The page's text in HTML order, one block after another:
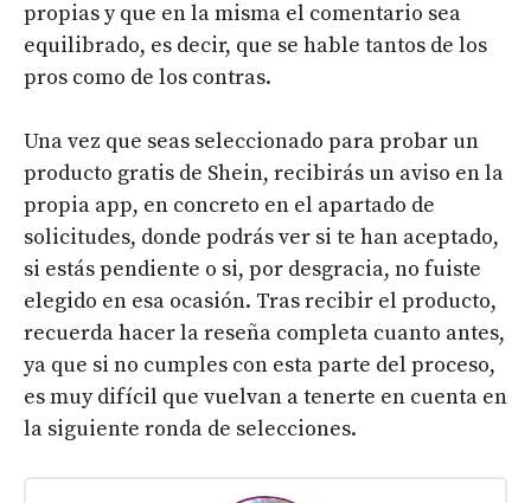
propias y que en la misma el comentario sea
equilibrado, es decir, que se hable tantos de los
pros como de los contras.
Una vez que seas seleccionado para probar un
producto gratis de Shein, recibirás un aviso en la
propia app, en concreto en el apartado de
solicitudes, donde podrás ver si te han aceptado,
si estás pendiente o si, por desgracia, no fuiste
elegido en esa ocasión. Tras recibir el producto,
recuerda hacer la reseña completa cuanto antes,
ya que si no cumples con esta parte del proceso,
es muy difícil que vuelvan a tenerte en cuenta en
la siguiente ronda de selecciones.